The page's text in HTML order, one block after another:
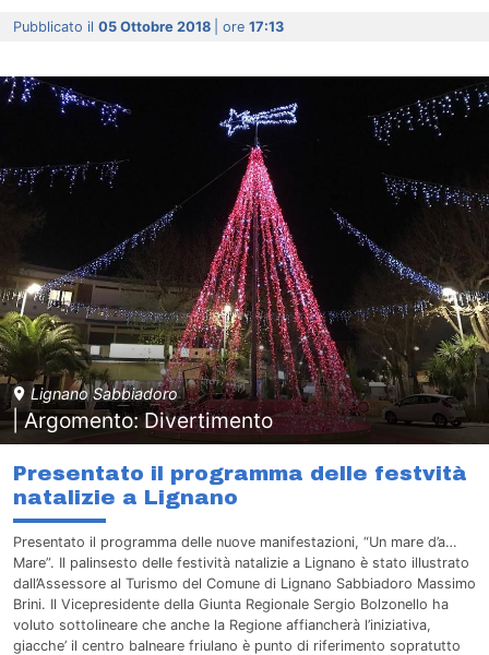
Pubblicato il 05 Ottobre 2018 | ore 17:13
Lignano Sabbiadoro
| Argomento: Divertimento
Presentato il programma delle festvità
natalizie a Lignano
Presentato il programma delle nuove manifestazioni, “Un mare d’a…
Mare”. Il palinsesto delle festività natalizie a Lignano è stato illustrato
dall’Assessore al Turismo del Comune di Lignano Sabbiadoro Massimo
Brini. Il Vicepresidente della Giunta Regionale Sergio Bolzonello ha
voluto sottolineare che anche la Regione affiancherà l’iniziativa,
giacche’ il centro balneare friulano è punto di riferimento sopratutto